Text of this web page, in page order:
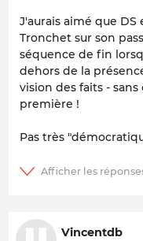
J'aurais aimé que
Tronchet sur son
séquence de fin
dehors de la
vision des faits -
première !
Pas très
Vincentdb